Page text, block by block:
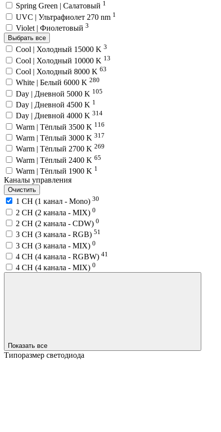
Spring Green | Салатовый 1
UVC | Ультрафиолет 270 nm 1
Violet | Фиолетовый 3
Выбрать все
Cool | Холодный 15000 K 3
Cool | Холодный 10000 K 13
Cool | Холодный 8000 K 63
White | Белый 6000 K 280
Day | Дневной 5000 K 105
Day | Дневной 4500 K 1
Day | Дневной 4000 K 314
Warm | Тёплый 3500 K 116
Warm | Тёплый 3000 K 317
Warm | Тёплый 2700 K 269
Warm | Тёплый 2400 K 65
Warm | Тёплый 1900 K 1
Каналы управления
Очистить
1 CH (1 канал - Mono) 30
2 CH (2 канала - MIX) 0
2 CH (2 канала - CDW) 0
3 CH (3 канала - RGB) 51
3 CH (3 канала - MIX) 0
4 CH (4 канала - RGBW) 41
4 CH (4 канала - MIX) 0
Показать все
Типоразмер светодиода